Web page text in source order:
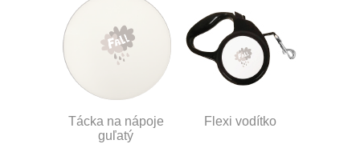
Tácka na nápoje
guľatý
Flexi vodítko